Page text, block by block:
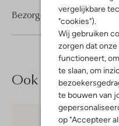
vergelijkbare
"cookies").
Wij gebruiken
zorgen dat
functioneert,
te slaan, om
te bouwen van
op "Accepteer
Bezorgen & retourneren
Ook iets voor jou?